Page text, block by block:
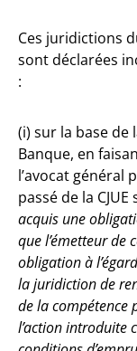
Ces juridictions
sont déclarées
:
(i) sur la base
Banque, en
l’avocat général
passé de la
acquis une
que l’émetteur de
obligation à
la juridiction de
de la compétence
l’action introduite